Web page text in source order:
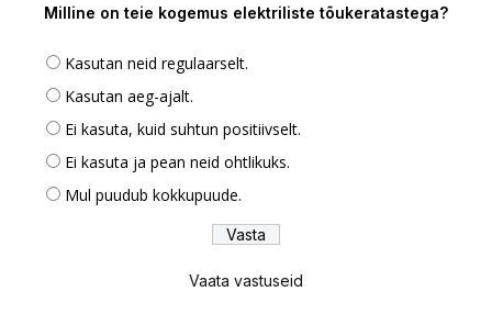
Milline on teie kogemus elektriliste tõukeratastega?
Kasutan neid regulaarselt.
Kasutan aeg-ajalt.
Ei kasuta, kuid suhtun positiivselt.
Ei kasuta ja pean neid ohtlikuks.
Mul puudub kokkupuude.
Vaata vastuseid